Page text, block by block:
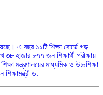
এ বছর ১১টি শিক্ষা বোর্ডে গড়
হাজার ৮৭৭ জন শিক্ষার্থী পরীক্ষায়
মন্ত্রণালয়ের মাধ্যমিক ও উচ্চশিক্ষা
ড.